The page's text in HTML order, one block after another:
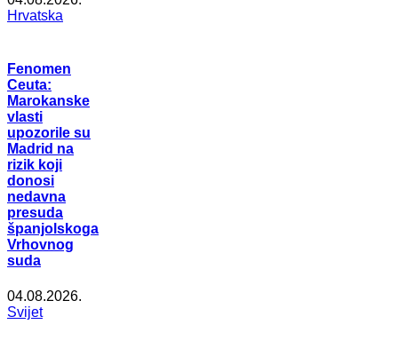
Hrvatska
Fenomen
Ceuta:
Marokanske
vlasti
upozorile su
Madrid na
rizik koji
donosi
nedavna
presuda
španjolskoga
Vrhovnog
suda
04.08.2026.
Svijet